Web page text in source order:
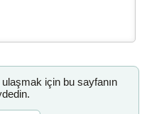
için bu sayfanın